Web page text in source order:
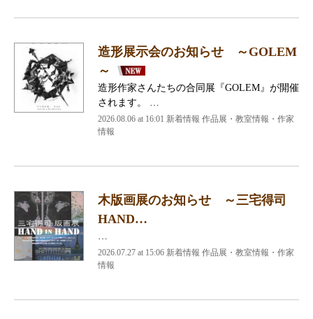
造形展示会のお知らせ ～GOLEM
～
造形作家さんたちの合同展『GOLEM』が開催
されます。 …
2026.08.06 at 16:01 新着情報 作品展・教室情報・作家
情報
木版画展のお知らせ ～三宅得司
HAND…
2026.07.27 at 15:06 新着情報 作品展・教室情報・作家
情報